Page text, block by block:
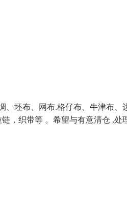
坯布、网布.格仔布、牛津布
，织带等 。希望与有意清仓 ,处